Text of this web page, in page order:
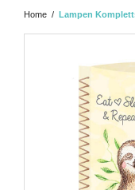
Home / Lampen